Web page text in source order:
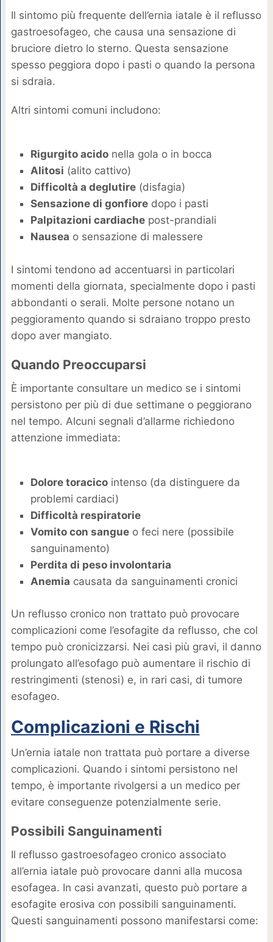
Il sintomo più frequente dell’ernia iatale è il reflusso
gastroesofageo, che causa una sensazione di
bruciore dietro lo sterno. Questa sensazione
spesso peggiora dopo i pasti o quando la persona
si sdraia.
Altri sintomi comuni includono:
Rigurgito acidonella gola o in bocca
Alitosi (alito cattivo)
Difficoltà a deglutire(disfagia)
Sensazione di gonfioredopo i pasti
Palpitazioni cardiachepost-prandiali
Nausea o sensazione di malessere
I sintomi tendono ad accentuarsi in particolari
momenti della giornata, specialmente dopo i pasti
abbondanti o serali. Molte persone notano un
peggioramento quando si sdraiano troppo presto
dopo aver mangiato.
Quando Preoccuparsi
È importante consultare un medico se i sintomi
persistono per più di due settimane o peggiorano
nel tempo. Alcuni segnali d’allarme richiedono
attenzione immediata:
Dolore toracicointenso (da distinguere da
problemi cardiaci)
Difficoltà respiratorie
Vomito con sangueo feci nere (possibile
sanguinamento)
Perdita di peso involontaria
Anemia causata da sanguinamenti cronici
Un reflusso cronico non trattato può provocare
complicazioni come l’esofagite da reflusso, che col
tempo può cronicizzarsi. Nei casi più gravi, il danno
prolungato all’esofago può aumentare il rischio di
restringimenti (stenosi) e, in rari casi, di tumore
esofageo.
Complicazioni e Rischi
Un’ernia iatale non trattata può portare a diverse
complicazioni. Quando i sintomi persistono nel
tempo, è importante rivolgersi a un medico per
evitare conseguenze potenzialmente serie.
Possibili Sanguinamenti
Il reflusso gastroesofageo cronico associato
all’ernia iatale può provocare danni alla mucosa
esofagea. In casi avanzati, questo può portare a
esofagite erosiva con possibili sanguinamenti.
Questi sanguinamenti possono manifestarsi come: